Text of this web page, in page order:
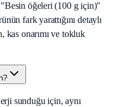
öğeleri (100 g için)"
fark yarattığını detaylı
kas onarımı ve tokluk
sunduğu için, aynı